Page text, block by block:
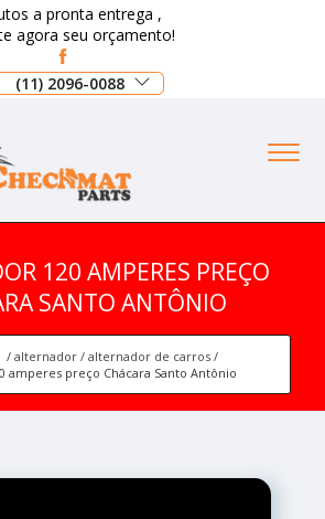
a pronta entrega ,
agora seu orçamento!
(11) 2096-0088
120 AMPERES PREÇO
SANTO ANTÔNIO
alternador
alternador de carros
amperes preço Chácara Santo Antônio